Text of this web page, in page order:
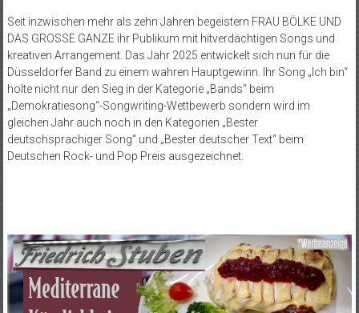
Seit inzwischen mehr als zehn Jahren begeistern FRAU BÖLKE UND
DAS GROSSE GANZE ihr Publikum mit hitverdächtigen Songs und
kreativen Arrangement. Das Jahr 2025 entwickelt sich nun für die
Düsseldorfer Band zu einem wahren Hauptgewinn. Ihr Song „Ich bin“
holte nicht nur den Sieg in der Kategorie „Bands“ beim
„Demokratiesong“-Songwriting-Wettbewerb sondern wird im
gleichen Jahr auch noch in den Kategorien „Bester
deutschsprachiger Song“ und „Bester deutscher Text“ beim
Deutschen Rock- und Pop Preis ausgezeichnet.